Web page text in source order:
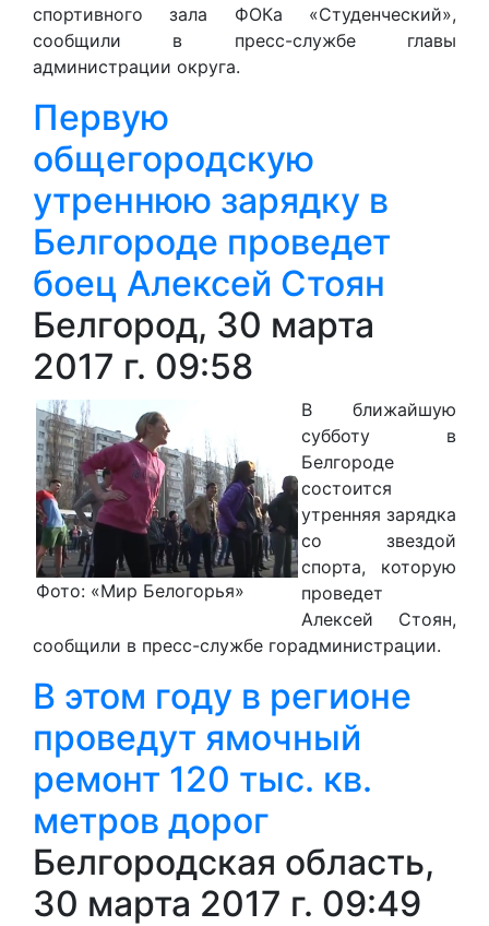
спортивного зала ФОКа «Студенческий»,
сообщили в пресс-службе главы
администрации округа.
Первую
общегородскую
утреннюю зарядку в
Белгороде проведет
боец Алексей Стоян
Белгород, 30 марта
2017 г. 09:58
Фото: «Мир Белогорья»
В ближайшую
субботу в
Белгороде
состоится
утренняя зарядка
со звездой
спорта, которую
проведет
Алексей Стоян,
сообщили в пресс-службе горадминистрации.
В этом году в регионе
проведут ямочный
ремонт 120 тыс. кв.
метров дорог
Белгородская область,
30 марта 2017 г. 09:49